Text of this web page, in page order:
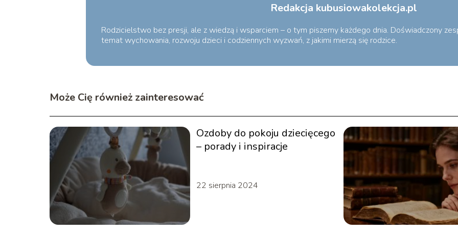
Redakcja kubusiowakolekcja.pl
Rodzicielstwo bez presji, ale z wiedzą i wsparciem – o tym piszemy każdego dnia. Doświadczony
temat wychowania, rozwoju dzieci i codziennych wyzwań, z jakimi mierzą się rodzice.
Może Cię również zainteresować
Ozdoby do pokoju dziecięcego
– porady i inspiracje
22 sierpnia 2024